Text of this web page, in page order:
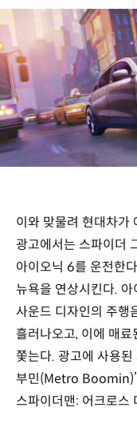
이와 맞물려 현대차가
광고에서는 스파이더
아이오닉 6를 운전한
뉴욕을 연상시킨다.
사운드 디자인의 주행
흘러나오고, 이에 매
쫓는다. 광고에 사용된
부민(Metro Boomin)’
스파이더맨: 어크로스